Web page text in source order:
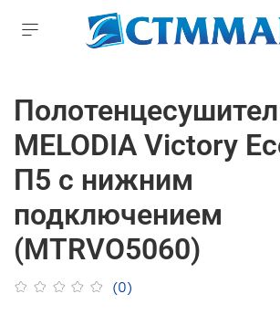
MELODIA Victory
П5 с нижним
подключением
(MTRVO5060)
(0)